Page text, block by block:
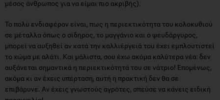
μέσος άνθρωπος για να είμαι πιο ακριβής).
Το πολύ ενδιαφέρον είναι, πως η περιεκτικότητα του κολοκυθιού
σε μέταλλα όπως ο σίδηρος, το μαγγάνιο και ο ψευδάργυρος,
μπορεί να αυξηθεί αν κατά την καλλιέργειά του έχει εμπλουτιστεί
το χώμα με αλάτι. Και μάλιστα, σου έχω ακόμα καλύτερα νέα: δεν
αυξάνεται σημαντικά η περιεκτικότητά του σε νάτριο! Επομένως,
ακόμα κι αν έχεις υπέρταση, αυτή η πρακτική δεν θα σε
επιβάρυνε. Αν έχεις γνωστούς αγρότες, σπεύσε να κάνεις ειδική